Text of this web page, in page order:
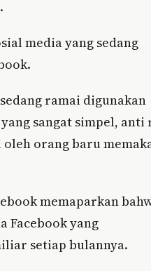
media yang sedang
ramai digunakan
sangat simpel,
orang baru
memaparkan
Facebook yang
setiap bulannya.